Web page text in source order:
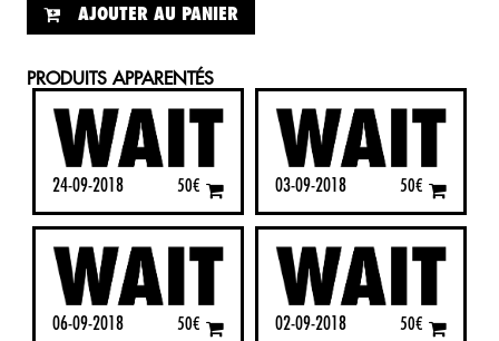
AJOUTER AU PANIER
PRODUITS APPARENTÉS
24-09-2018 50€ 03-09-2018 50€
06-09-2018 50€ 02-09-2018 50€